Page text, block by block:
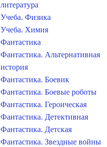
литература
Учеба. Физика
Учеба. Химия
Фантастика
Фантастика. Альтернативная
история
Фантастика. Боевик
Фантастика. Боевые роботы
Фантастика. Героическая
Фантастика. Детективная
Фантастика. Детская
Фантастика. Звездные войны